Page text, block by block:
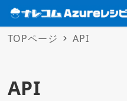
TOPページ API
API